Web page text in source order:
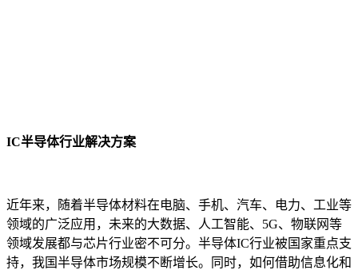
IC半导体行业解决方案
近年来，随着半导体材料在电脑、手机、汽车、电力、工业等
领域的广泛应用，未来的大数据、人工智能、5G、物联网等
领域发展都与芯片行业密不可分。半导体IC行业被国家重点支
持，我国半导体市场规模不断增长。同时，如何借助信息化和